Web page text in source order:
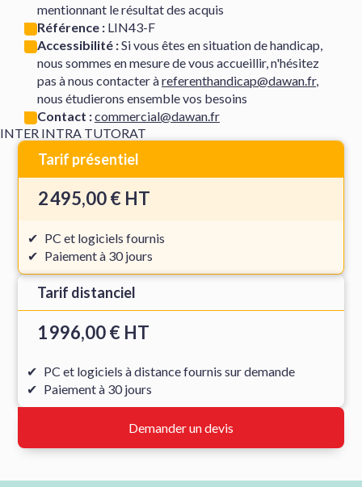
mentionnant le résultat des acquis
Référence : LIN43-F
Accessibilité :Si vous êtes en situation de handicap,
nous sommes en mesure de vous accueillir, n'hésitez
pas à nous contacter àreferenthandicap@dawan.fr,
nous étudierons ensemble vos besoins
Contact :commercial@dawan.fr
INTER INTRA TUTORAT
Tarif présentiel
2 495,00 € HT
PC et logiciels fournis
Paiement à 30 jours
Tarif distanciel
1 996,00 € HT
PC et logiciels à distance fournis sur demande
Paiement à 30 jours
Demander un devis